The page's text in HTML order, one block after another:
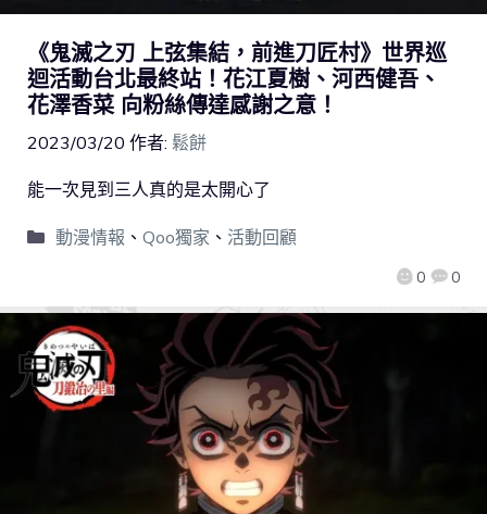
《鬼滅之刃 上弦集結，前進刀匠村》世界巡
迴活動台北最終站！花江夏樹、河西健吾、
花澤香菜 向粉絲傳達感謝之意！
2023/03/20 作者: 鬆餅
0 0
能一次見到三人真的是太開心了
動漫情報 、 Qoo獨家 、 活動回顧